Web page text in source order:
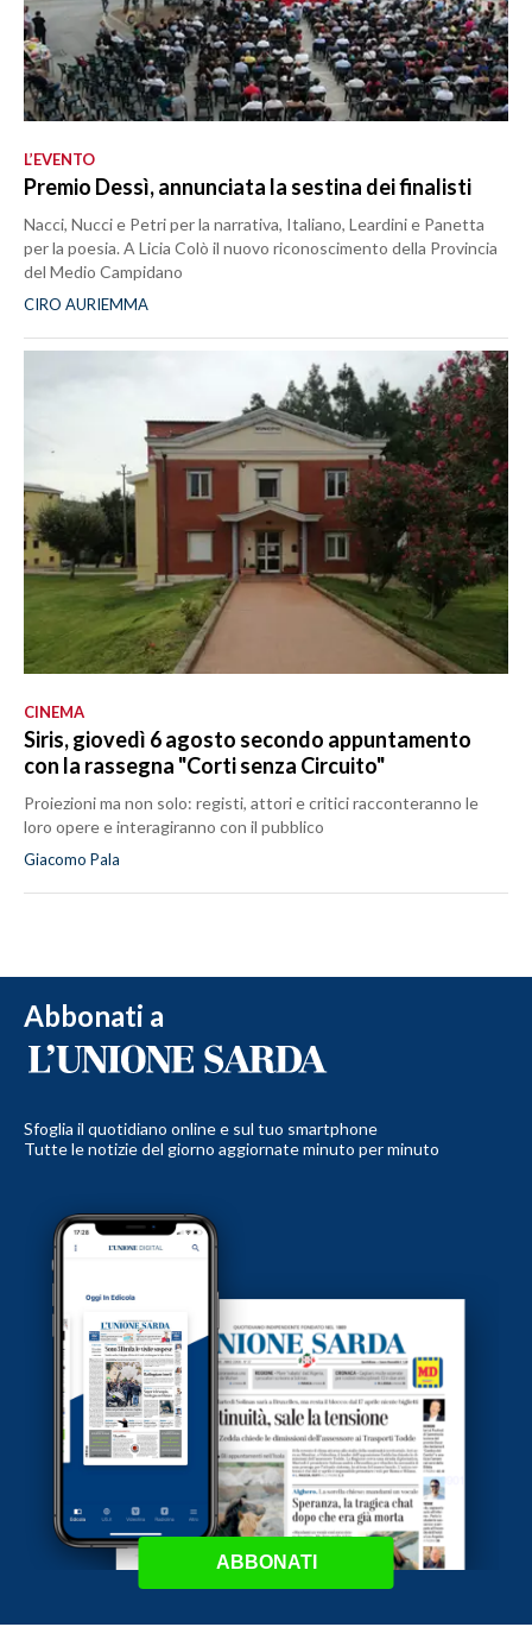
L’EVENTO
Premio Dessì, annunciata la sestina dei finalisti
Nacci, Nucci e Petri per la narrativa, Italiano, Leardini e Panetta
per la poesia. A Licia Colò il nuovo riconoscimento della Provincia
del Medio Campidano
CIRO AURIEMMA
CINEMA
Siris, giovedì 6 agosto secondo appuntamento
con la rassegna "Corti senza Circuito"
Proiezioni ma non solo: registi, attori e critici racconteranno le
loro opere e interagiranno con il pubblico
Giacomo Pala
Abbonati a
Sfoglia il quotidiano online e sul tuo smartphone
Tutte le notizie del giorno aggiornate minuto per minuto
ABBONATI